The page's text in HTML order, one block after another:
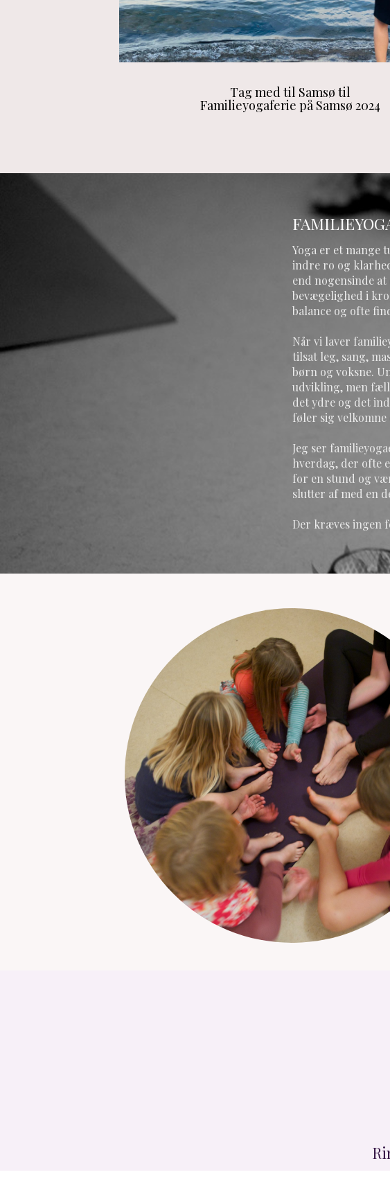
Tag med til Samsø til
Familieyogaferie på Samsø 2024
Yoga er et mange
indre ro og
end nogensinde
bevægelighed i
balance og ofte
Når vi laver
tilsat leg, sang,
børn og voksne.
udvikling, men
det ydre og det
føler sig velkomne
Jeg ser
hverdag, der ofte
for en stund og
slutter af med en
Der kræves ingen